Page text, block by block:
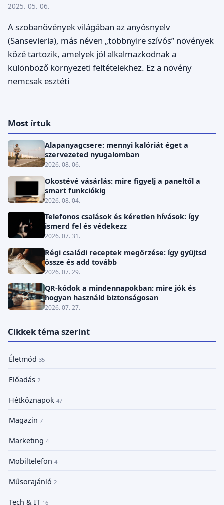
2025. 05. 06.
A szobanövények világában az anyósnyelv
(Sansevieria), más néven „többnyire szívós” növények
közé tartozik, amelyek jól alkalmazkodnak a
különböző környezeti feltételekhez. Ez a növény
nemcsak esztéti
Most írtuk
Alapanyagcsere: mennyi kalóriát éget a
szervezeted nyugalomban
2026. 08. 06.
Okostévé vásárlás: mire figyelj a paneltől a
smart funkciókig
2026. 08. 04.
Telefonos csalások és kéretlen hívások: így
ismerd fel és védekezz
2026. 07. 31.
Régi családi receptek megőrzése: így gyűjtsd
össze és add tovább
2026. 07. 29.
QR-kódok a mindennapokban: mire jók és
hogyan használd biztonságosan
2026. 07. 27.
Cikkek téma szerint
Életmód 35
Előadás 2
Hétköznapok 47
Magazin 7
Marketing 4
Mobiltelefon 4
Műsorajánló 2
Tech & IT 16